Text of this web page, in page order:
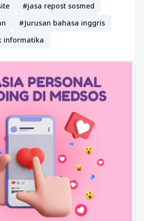
#jasa repost sosmed
#Jurusan bahasa inggris
informatika